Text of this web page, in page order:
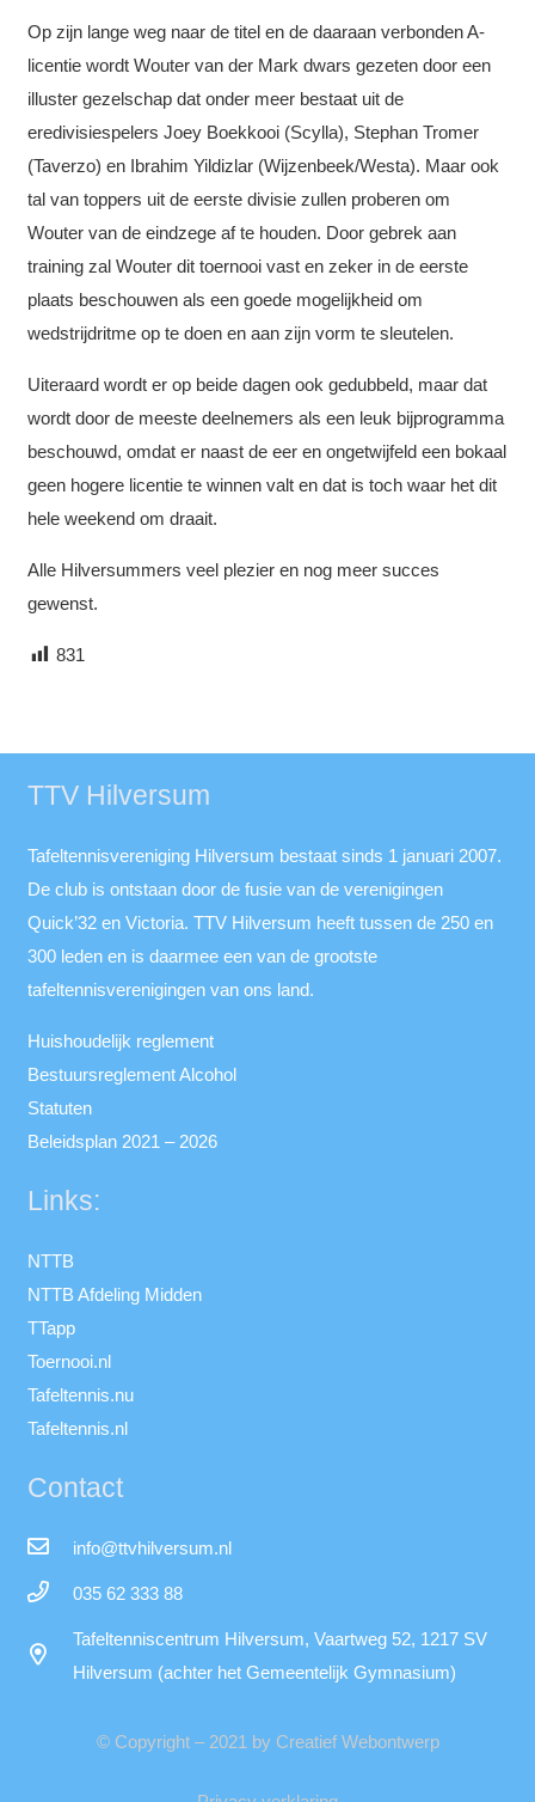
Op zijn lange weg naar de titel en de daaraan verbonden A-
licentie wordt Wouter van der Mark dwars gezeten door een
illuster gezelschap dat onder meer bestaat uit de
eredivisiespelers Joey Boekkooi (Scylla), Stephan Tromer
(Taverzo) en Ibrahim Yildizlar (Wijzenbeek/Westa). Maar ook
tal van toppers uit de eerste divisie zullen proberen om
Wouter van de eindzege af te houden. Door gebrek aan
training zal Wouter dit toernooi vast en zeker in de eerste
plaats beschouwen als een goede mogelijkheid om
wedstrijdritme op te doen en aan zijn vorm te sleutelen.
Uiteraard wordt er op beide dagen ook gedubbeld, maar dat
wordt door de meeste deelnemers als een leuk bijprogramma
beschouwd, omdat er naast de eer en ongetwijfeld een bokaal
geen hogere licentie te winnen valt en dat is toch waar het dit
hele weekend om draait.
Alle Hilversummers veel plezier en nog meer succes
gewenst.
831
TTV Hilversum
Tafeltennisvereniging Hilversum bestaat sinds 1 januari 2007.
De club is ontstaan door de fusie van de verenigingen
Quick’32 en Victoria. TTV Hilversum heeft tussen de 250 en
300 leden en is daarmee een van de grootste
tafeltennisverenigingen van ons land.
Huishoudelijk reglement
Bestuursreglement Alcohol
Statuten
Beleidsplan 2021 – 2026
Links:
NTTB
NTTB Afdeling Midden
TTapp
Toernooi.nl
Tafeltennis.nu
Tafeltennis.nl
Contact
info@ttvhilversum.nl
035 62 333 88
Tafeltenniscentrum Hilversum, Vaartweg 52, 1217 SV
Hilversum (achter het Gemeentelijk Gymnasium)
© Copyright – 2021 by Creatief Webontwerp